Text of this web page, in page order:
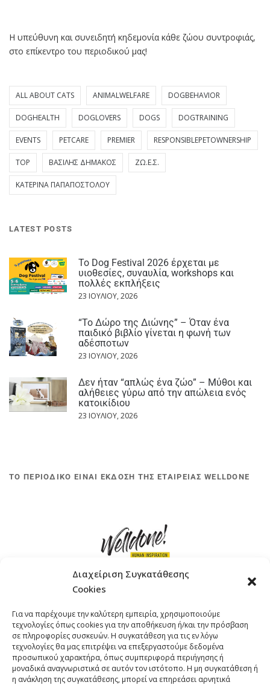
Διαχείριση Συγκατάθεσης
Cookies
Για να παρέχουμε την καλύτερη εμπειρία, χρησιμοποιούμε
τεχνολογίες όπως cookies για την αποθήκευση ή/και την πρόσβαση
σε πληροφορίες συσκευών. Η συγκατάθεση για τις εν λόγω
τεχνολογίες θα μας επιτρέψει να επεξεργαστούμε δεδομένα
προσωπικού χαρακτήρα, όπως συμπεριφορά περιήγησης ή
μοναδικά αναγνωριστικά σε αυτόν τον ιστότοπο. Η μη συγκατάθεση ή
η ανάκληση της συγκατάθεσης, μπορεί να επηρεάσει αρνητικά
Η υπεύθυνη και συνειδητή κηδεμονία κάθε ζώου συντροφιάς,
στο επίκεντρο του περιοδικού μας!
ALL ABOUT CATS ANIMALWELFARE DOGBEHAVIOR
DOGHEALTH DOGLOVERS DOGS DOGTRAINING
EVENTS PETCARE PREMIER RESPONSIBLEPETOWNERSHIP
TOP ΒΑΣΊΛΗΣ ΔΗΜΆΚΟΣ ΖΩ.Ε.Σ.
ΚΑΤΕΡΊΝΑ ΠΑΠΑΠΟΣΤΌΛΟΥ
LATEST POSTS
Το Dog Festival 2026 έρχεται με
υιοθεσίες, συναυλία, workshops και
πολλές εκπλήξεις
23 ΙΟΥΛΊΟΥ, 2026
“Το Δώρο της Διώνης” – Όταν ένα
παιδικό βιβλίο γίνεται η φωνή των
αδέσποτων
23 ΙΟΥΛΊΟΥ, 2026
Δεν ήταν “απλώς ένα ζώο” – Μύθοι και
αλήθειες γύρω από την απώλεια ενός
κατοικίδιου
23 ΙΟΥΛΊΟΥ, 2026
ΤΟ ΠΕΡΙΟΔΙΚΟ ΕΙΝΑΙ ΕΚΔΟΣΗ ΤΗΣ ΕΤΑΙΡΕΙΑΣ WELLDONE
ΤΗΛΕΦΩΝΟ: +30 211 4021758
EMAIL:info@welldone.com.gr